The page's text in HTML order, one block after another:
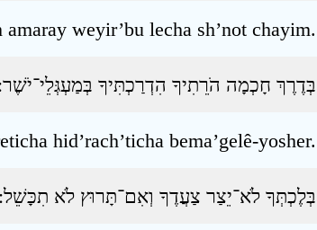
amaray weyir’bu lecha sh’not chayim.
בְּדֶרֶךְ חָכְמָה הֹרֵתִיךָ הִדְרַכְתִּיךָ בְּמַעְגְּלֵי־יֹשֶׁר
hid’rach’ticha bema’gelê-yosher.
בְּלֶכְתְּךָ לֹא־יֵצַר צַעֲדֶךָ וְאִם־תָּרוּץ לֹא תִכָּשֵׁל ׃